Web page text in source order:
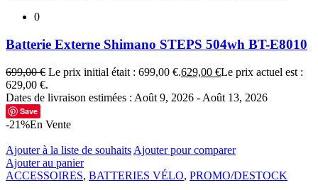
0
Batterie Externe Shimano STEPS 504wh BT-E8010
699,00€ Le prix initial était : 699,00 €.629,00 €Le prix actuel est :
629,00 €.
Dates de livraison estimées : Août 9, 2026 - Août 13, 2026
Save
-21%En Vente
Ajouter à la liste de souhaits Ajouter pour comparer
Ajouter au panier
ACCESSOIRES, BATTERIES VÉLO, PROMO/DESTOCK